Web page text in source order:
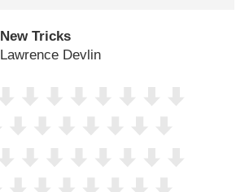
New Tricks
Lawrence Devlin